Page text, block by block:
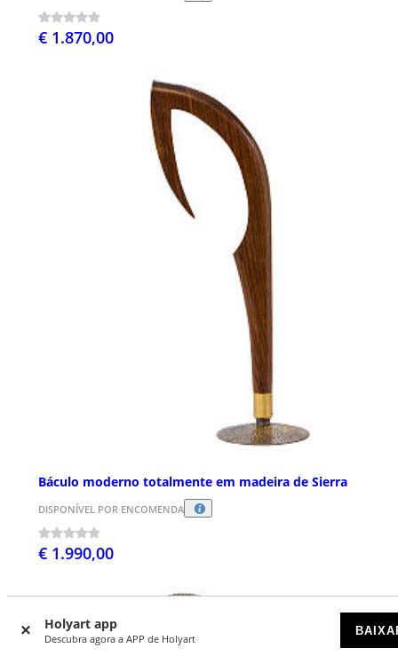
Holyart app
Descubra agora a APP de Holyart
€ 1.870,00
Báculo moderno totalmente em madeira de Sierra
DISPONÍVEL POR ENCOMENDA
€ 1.990,00